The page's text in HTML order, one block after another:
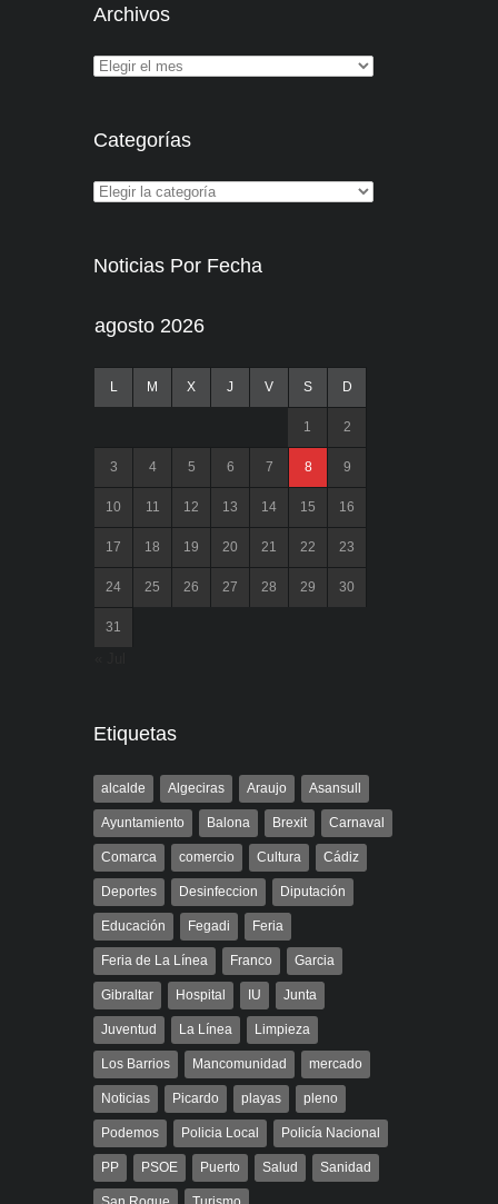
Archivos
Categorías
Noticias Por Fecha
agosto 2026
L M X J V S D
1 2
3 4 5 6 7 8 9
10 11 12 13 14 15 16
17 18 19 20 21 22 23
24 25 26 27 28 29 30
31
Etiquetas
alcalde Algeciras Araujo Asansull
Ayuntamiento Balona Brexit Carnaval
Comarca comercio Cultura Cádiz
Deportes Desinfeccion Diputación
Educación Fegadi Feria
Feria de La Línea Franco Garcia
Gibraltar Hospital IU Junta
Juventud La Línea Limpieza
Los Barrios Mancomunidad mercado
Noticias Picardo playas pleno
Podemos Policia Local Policía Nacional
PP PSOE Puerto Salud Sanidad